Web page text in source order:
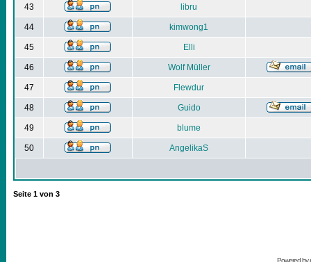
43 libru
44 kimwong1
45 Elli
46 Wolf Müller
47 Flewdur
48 Guido
49 blume
50 AngelikaS
Seite 1 von 3
Powered by